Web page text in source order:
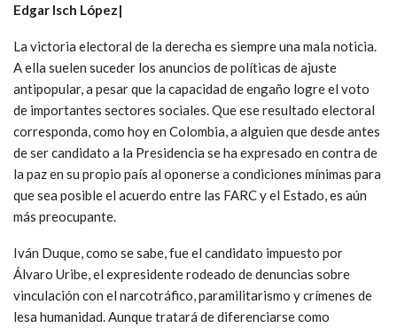
Edgar Isch López|
La victoria electoral de la derecha es siempre una mala noticia.
A ella suelen suceder los anuncios de políticas de ajuste
antipopular, a pesar que la capacidad de engaño logre el voto
de importantes sectores sociales. Que ese resultado electoral
corresponda, como hoy en Colombia, a alguien que desde antes
de ser candidato a la Presidencia se ha expresado en contra de
la paz en su propio país al oponerse a condiciones mínimas para
que sea posible el acuerdo entre las FARC y el Estado, es aún
más preocupante.
Iván Duque, como se sabe, fue el candidato impuesto por
Álvaro Uribe, el expresidente rodeado de denuncias sobre
vinculación con el narcotráfico, paramilitarismo y crímenes de
lesa humanidad. Aunque tratará de diferenciarse como